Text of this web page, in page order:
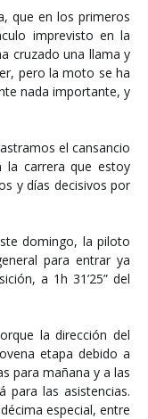
que en los primeros
imprevisto en la
cruzado una llama y
pero la moto se ha
nada importante, y
el cansancio
la carrera que estoy
y días decisivos por
domingo, la piloto
para entrar ya
a 1h 31’25” del
la dirección del
etapa debido a
para mañana y a las
para las asistencias.
especial, entre